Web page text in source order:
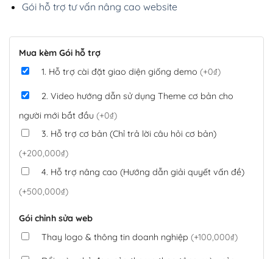
Gói hỗ trợ tư vấn nâng cao website
Mua kèm Gói hỗ trợ
1. Hỗ trợ cài đặt giao diện giống demo (+0₫)
2. Video hướng dẫn sử dụng Theme cơ bản cho
người mới bắt đầu (+0₫)
3. Hỗ trợ cơ bản (Chỉ trả lời câu hỏi cơ bản)
(+200,000₫)
4. Hỗ trợ nâng cao (Hướng dẫn giải quyết vấn đề)
(+500,000₫)
Gói chỉnh sửa web
Thay logo & thông tin doanh nghiệp (+100,000₫)